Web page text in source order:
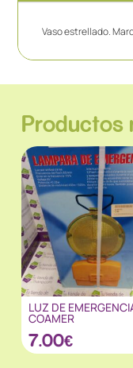
Vaso estrellado.
Productos
LUZ DE
COAMER
7.00€